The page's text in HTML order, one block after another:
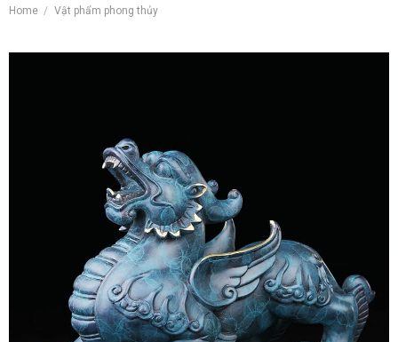
Home / Vật phẩm phong thủy